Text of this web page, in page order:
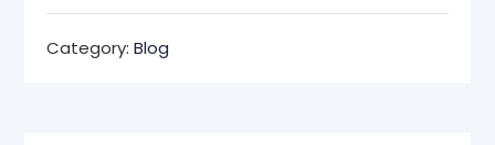
Category:Blog